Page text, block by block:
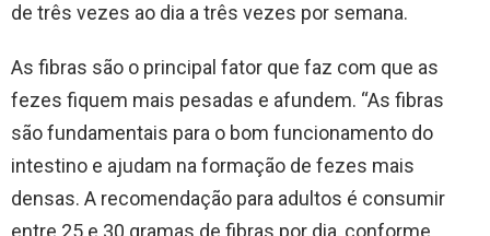
de três vezes ao dia a três vezes por semana.
As fibras são o principal fator que faz com que as
fezes fiquem mais pesadas e afundem. “As fibras
são fundamentais para o bom funcionamento do
intestino e ajudam na formação de fezes mais
densas. A recomendação para adultos é consumir
entre 25 e 30 gramas de fibras por dia, conforme